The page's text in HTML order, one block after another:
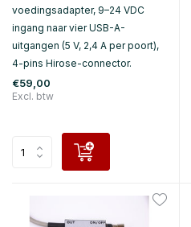
voedingsadapter, 9–24 VDC
ingang naar vier USB-A-
uitgangen (5 V, 2,4 A per poort),
4-pins Hirose-connector.
€59,00
Excl. btw